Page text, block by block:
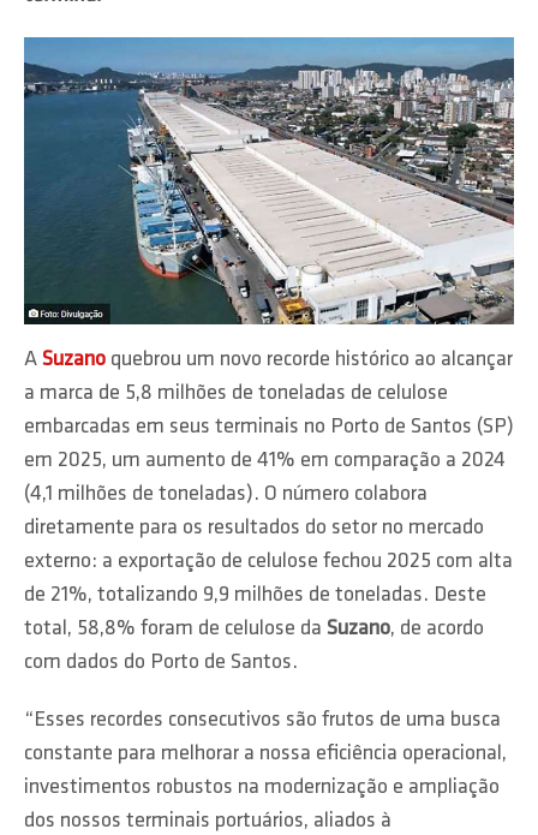
A Suzano quebrou um novo recorde histórico ao alcançar
a marca de 5,8 milhões de toneladas de celulose
embarcadas em seus terminais no Porto de Santos (SP)
em 2025, um aumento de 41% em comparação a 2024
(4,1 milhões de toneladas). O número colabora
diretamente para os resultados do setor no mercado
externo: a exportação de celulose fechou 2025 com alta
de 21%, totalizando 9,9 milhões de toneladas. Deste
total, 58,8% foram de celulose da Suzano, de acordo
com dados do Porto de Santos.
“Esses recordes consecutivos são frutos de uma busca
constante para melhorar a nossa eficiência operacional,
investimentos robustos na modernização e ampliação
dos nossos terminais portuários, aliados à